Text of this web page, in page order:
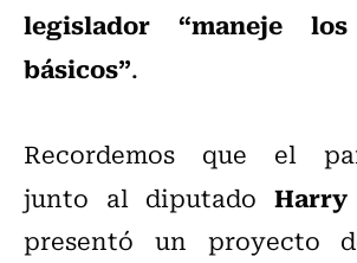
legislador “maneje
básicos”.
Recordemos que el
junto al diputado Harry
presentó un proyecto